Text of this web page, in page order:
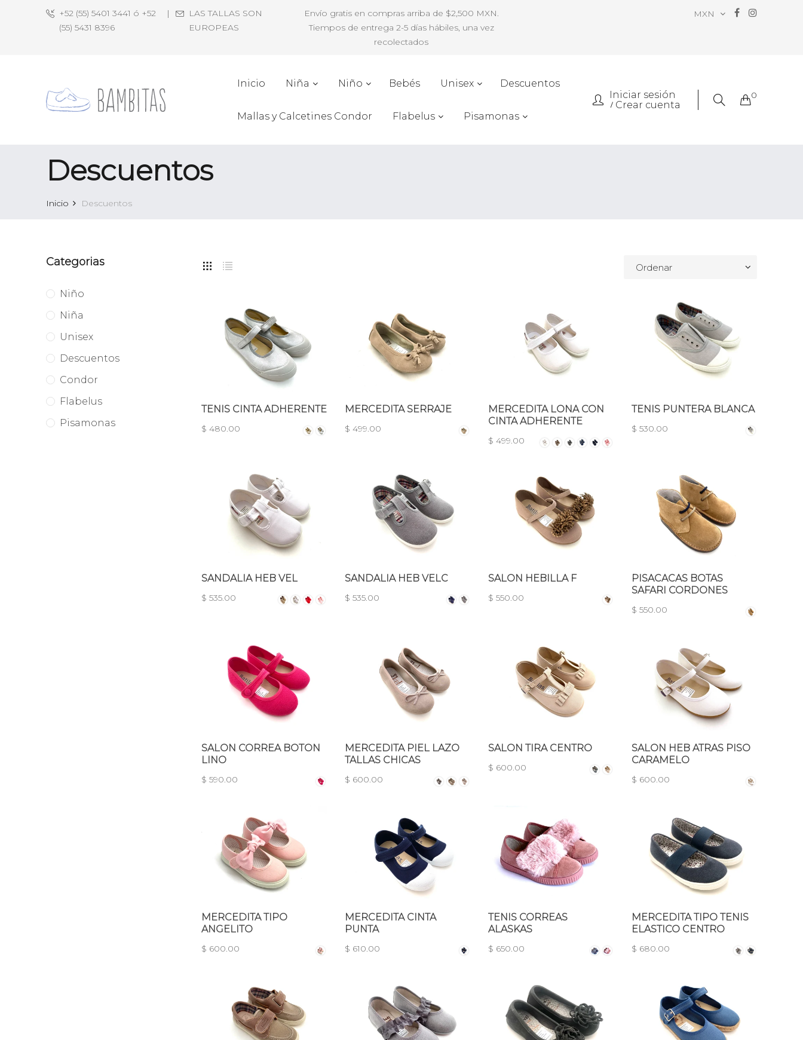
+52 (55) 5401 3441 ó +52
(55) 5431 8396
|
LAS TALLAS SON
EUROPEAS
Envío gratis en compras arriba de $2,500 MXN.
Tiempos de entrega 2-5 días hábiles, una vez
recolectados
MXN
Inicio Niña Niño Bebés Unisex Descuentos
Mallas y Calcetines Condor Flabelus Pisamonas
Iniciar sesión
Crear cuenta
0
Descuentos
Inicio Descuentos
Categorias
Niño
Niña
Unisex
Descuentos
Condor
Flabelus
Pisamonas
TENIS CINTA ADHERENTE
$ 480.00
MERCEDITA SERRAJE
$ 499.00
MERCEDITA LONA CON
CINTA ADHERENTE
$ 499.00
TENIS PUNTERA BLANCA
$ 530.00
SANDALIA HEB VEL
$ 535.00
SANDALIA HEB VELC
$ 535.00
SALON HEBILLA F
$ 550.00
PISACACAS BOTAS
SAFARI CORDONES
$ 550.00
SALON CORREA BOTON
LINO
$ 590.00
MERCEDITA PIEL LAZO
TALLAS CHICAS
$ 600.00
SALON TIRA CENTRO
$ 600.00
SALON HEB ATRAS PISO
CARAMELO
$ 600.00
MERCEDITA TIPO
ANGELITO
$ 600.00
MERCEDITA CINTA
PUNTA
$ 610.00
TENIS CORREAS
ALASKAS
$ 650.00
MERCEDITA TIPO TENIS
ELASTICO CENTRO
$ 680.00